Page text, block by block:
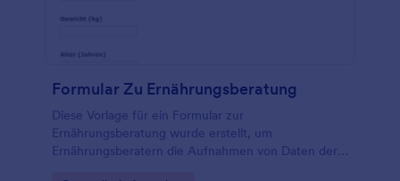
Formular Zu Ernährungsberatung
Diese Vorlage für ein Formular zur
Ernährungsberatung wurde erstellt, um
Ernährungsberatern die Aufnahmen von Daten der